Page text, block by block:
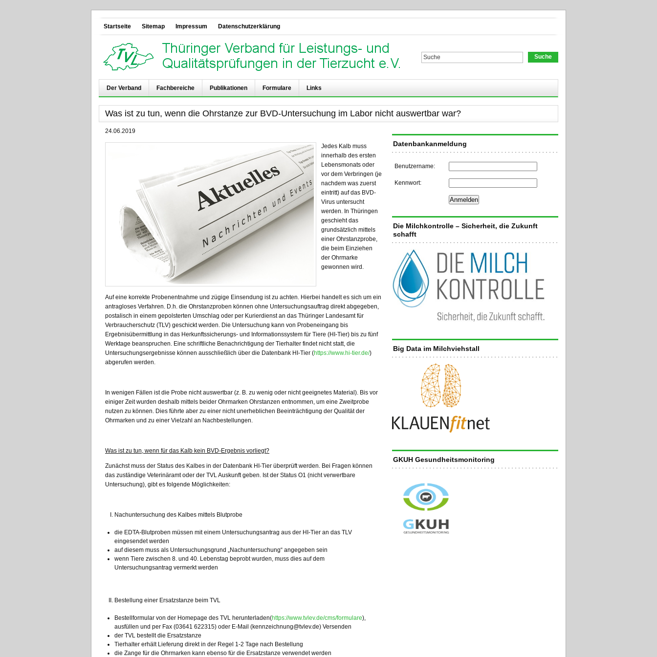
Startseite Sitemap Impressum Datenschutzerklärung
Suchformular
Der Verband Fachbereiche Publikationen Formulare Links
Was ist zu tun, wenn die Ohrstanze zur BVD-Untersuchung im Labor nicht auswertbar war?
Datenbankanmeldung
Benutzername:
Kennwort:
Die Milchkontrolle – Sicherheit, die Zukunft
schafft
Big Data im Milchviehstall
GKUH Gesundheitsmonitoring
24.06.2019
Jedes Kalb muss
innerhalb des ersten
Lebensmonats oder
vor dem Verbringen (je
nachdem was zuerst
eintritt) auf das BVD-
Virus untersucht
werden. In Thüringen
geschieht das
grundsätzlich mittels
einer Ohrstanzprobe,
die beim Einziehen
der Ohrmarke
gewonnen wird.
Auf eine korrekte Probenentnahme und zügige Einsendung ist zu achten. Hierbei handelt es sich um ein
antragloses Verfahren. D.h. die Ohrstanzproben können ohne Untersuchungsauftrag direkt abgegeben,
postalisch in einem gepolsterten Umschlag oder per Kurierdienst an das Thüringer Landesamt für
Verbraucherschutz (TLV) geschickt werden. Die Untersuchung kann von Probeneingang bis
Ergebnisübermittlung in das Herkunftssicherungs- und Informationssystem für Tiere (HI-Tier) bis zu fünf
Werktage beanspruchen. Eine schriftliche Benachrichtigung der Tierhalter findet nicht statt, die
Untersuchungsergebnisse können ausschließlich über die Datenbank HI-Tier (https://www.hi-tier.de/)
abgerufen werden.
In wenigen Fällen ist die Probe nicht auswertbar (z. B. zu wenig oder nicht geeignetes Material). Bis vor
einiger Zeit wurden deshalb mittels beider Ohrmarken Ohrstanzen entnommen, um eine Zweitprobe
nutzen zu können. Dies führte aber zu einer nicht unerheblichen Beeinträchtigung der Qualität der
Ohrmarken und zu einer Vielzahl an Nachbestellungen.
Was ist zu tun, wenn für das Kalb kein BVD-Ergebnis vorliegt?
Zunächst muss der Status des Kalbes in der Datenbank HI-Tier überprüft werden. Bei Fragen können
das zuständige Veterinäramt oder der TVL Auskunft geben. Ist der Status O1 (nicht verwertbare
Untersuchung), gibt es folgende Möglichkeiten:
Nachuntersuchung des Kalbes mittels Blutprobe
die EDTA-Blutproben müssen mit einem Untersuchungsantrag aus der HI-Tier an das TLV
eingesendet werden
auf diesem muss als Untersuchungsgrund „Nachuntersuchung“ angegeben sein
wenn Tiere zwischen 8. und 40. Lebenstag beprobt wurden, muss dies auf dem
Untersuchungsantrag vermerkt werden
Bestellung einer Ersatzstanze beim TVL
Bestellformular von der Homepage des TVL herunterladen(https://www.tvlev.de/cms/formulare),
ausfüllen und per Fax (03641 622315) oder E-Mail (kennzeichnung@tvlev.de) Versenden
der TVL bestellt die Ersatzstanze
Tierhalter erhält Lieferung direkt in der Regel 1-2 Tage nach Bestellung
die Zange für die Ohrmarken kann ebenso für die Ersatzstanze verwendet werden